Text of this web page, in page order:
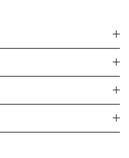
掃除機
デスクライト